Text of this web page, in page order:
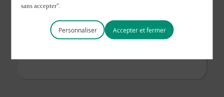
l’ensemble du territoire de Vitré Communauté
La plateforme dédiée est consultable sur
https://taxedesejour.vitrecommunaute.bzh/
Personnaliser